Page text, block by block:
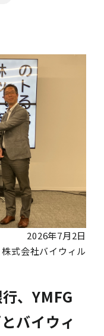
2026年7月2日
株式会社バイウィル
、YMFG
バイウィ